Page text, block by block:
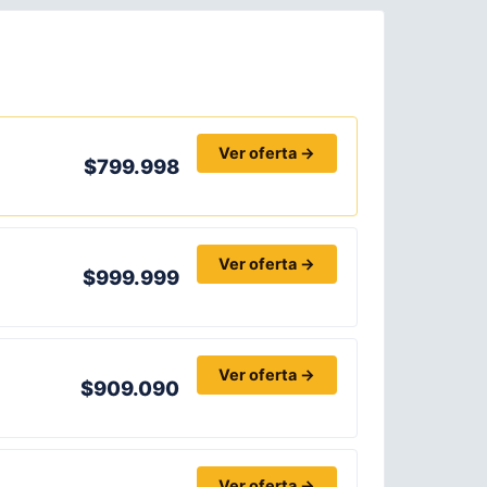
$799.998
Ver oferta →
$999.999
Ver oferta →
$909.090
Ver oferta →